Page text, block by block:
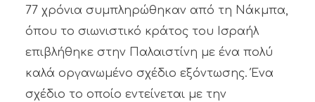
77 χρόνια συμπληρώθηκαν από τη Νάκμπα,
όπου το σιωνιστικό κράτος του Ισραήλ
επιβλήθηκε στην Παλαιστίνη με ένα πολύ
καλά οργανωμένο σχέδιο εξόντωσης. Ένα
σχέδιο το οποίο εντείνεται με την